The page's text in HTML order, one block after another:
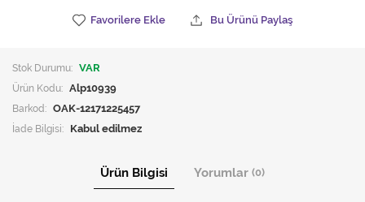
Favorilere Ekle Bu Ürünü Paylaş
Stok Durumu: VAR
Ürün Kodu: Alp10939
Barkod: OAK-12171225457
İade Bilgisi:
Ürün Bilgisi Yorumlar (0)